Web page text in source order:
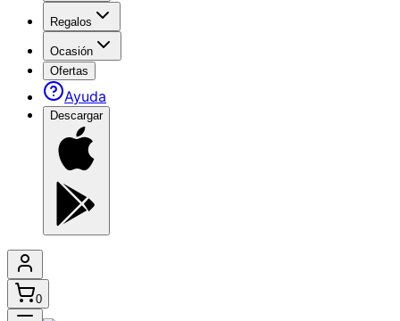
Regalos
Ocasión
Ofertas
Ayuda
Descargar
0